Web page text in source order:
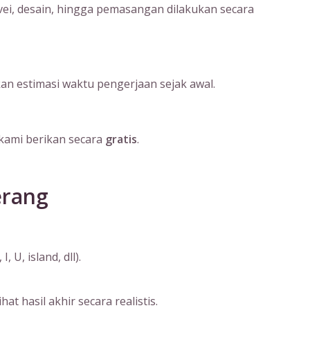
desain, hingga pemasangan dilakukan secara
estimasi waktu pengerjaan sejak awal.
berikan secara gratis.
U, island, dll).
hasil akhir secara realistis.